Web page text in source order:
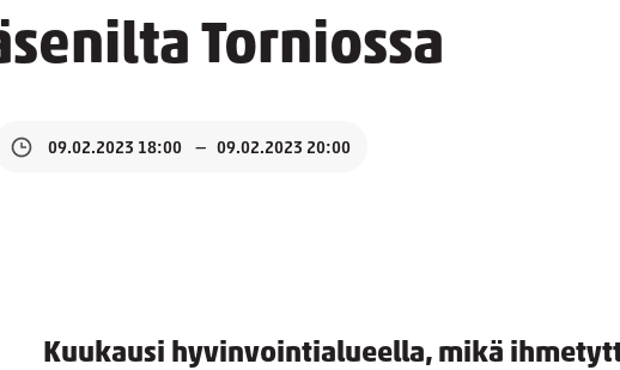
Torniossa
09.02.2023 18:00 09.02.2023 20:00
Kuukausi hyvinvointialueella, mikä